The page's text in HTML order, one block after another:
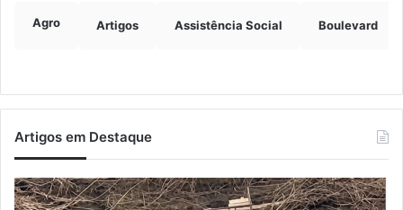
Agro Artigos Assistência Social Boulevard
Artigos em Destaque
Turisvales
2026